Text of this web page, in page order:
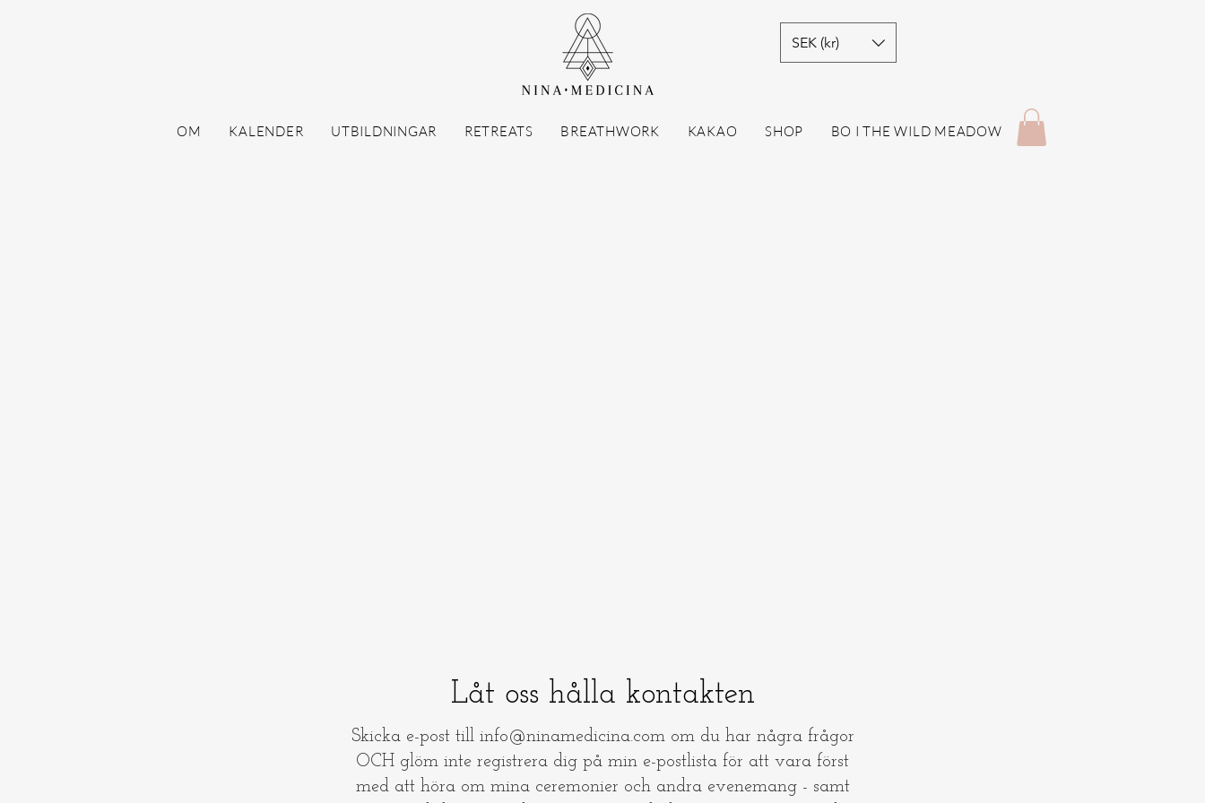
SEK (kr)
OM KALENDER UTBILDNINGAR RETREATS BREATHWORK KAKAO SHOP BO I THE WILD MEADOW
Låt oss hålla kontakten
​​Skicka e-post till info@ninamedicina.comom du har några frågor
OCH glöm inte registrera dig på min e-postlista för att vara först
med att höra om mina ceremonier och andra evenemang - samt